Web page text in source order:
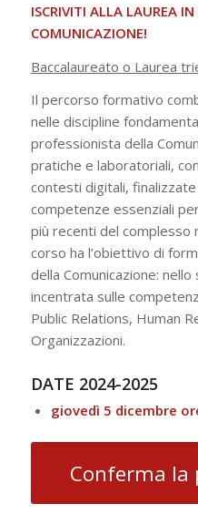
ISCRIVITI ALLA LAUREA
COMUNICAZIONE!
Baccalaureato o Laurea
Il percorso formativo
nelle discipline
professionista della
pratiche e laboratoriali,
contesti digitali, finalizzate
competenze essenziali
più recenti del complesso
corso ha l’obiettivo di
della Comunicazione:
incentrata sulle
Public Relations, Human
Organizzazioni.
DATE 2024-2025
giovedì 5 dicembre
Conferma la